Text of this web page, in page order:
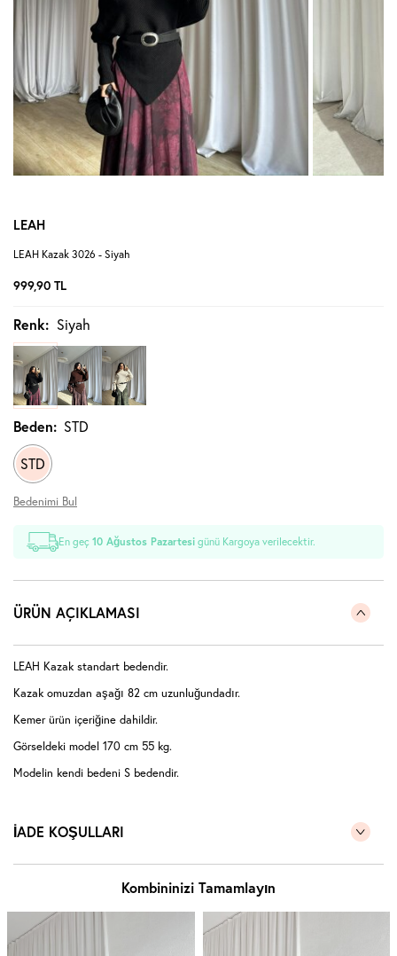
LEAH
LEAH Kazak 3026 - Siyah
999,90 TL
Renk: Siyah
Beden: STD
STD
Bedenimi Bul
En geç10 Ağustos Pazartesi günü Kargoya verilecektir.
ÜRÜN AÇIKLAMASI
LEAH Kazak standart bedendir.
Kazak omuzdan aşağı 82 cm uzunluğundadır.
Kemer ürün içeriğine dahildir.
Görseldeki model 170 cm 55 kg.
Modelin kendi bedeni S bedendir.
İADE KOŞULLARI
Kombininizi Tamamlayın